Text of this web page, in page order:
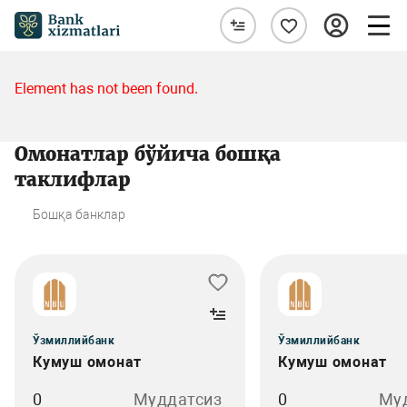
Element has not been found.
Омонатлар бўйича бошқа
таклифлар
Бошқа банклар
Ўзмиллийбанк
Кумуш омонат
0 Муддатсиз
Ўзмиллийбанк
Кумуш омонат
0